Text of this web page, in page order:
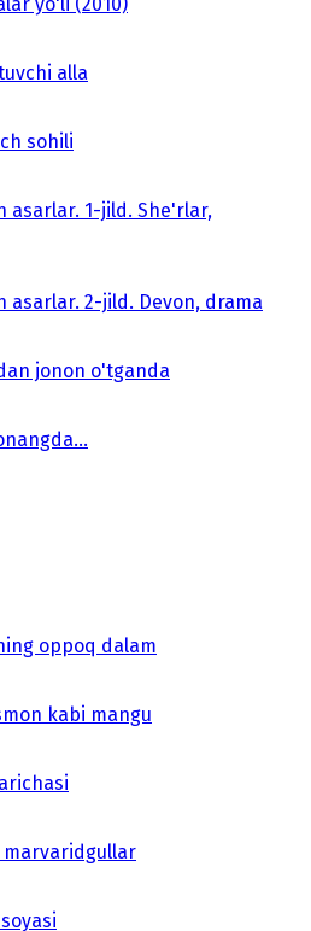
alla
sohili
asarlar. 1-jild. She'rlar,
asarlar. 2-jild. Devon, drama
jonon o'tganda
oppoq dalam
kabi mangu
marvaridgullar